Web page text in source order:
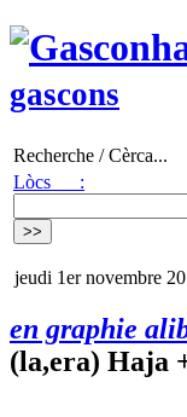
gascons
Recherche / Cèrca...
Lòcs :
jeudi 1er novembre
en graphie
(la,era) Haja